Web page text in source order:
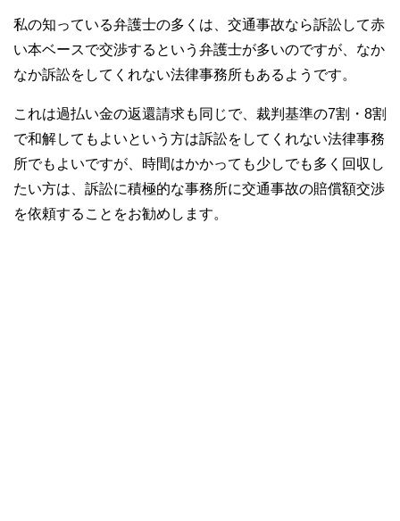
私の知っている弁護士の多くは、交通事故なら訴訟して赤
い本ベースで交渉するという弁護士が多いのですが、なか
なか訴訟をしてくれない法律事務所もあるようです。
これは過払い金の返還請求も同じで、裁判基準の7割・8割
で和解してもよいという方は訴訟をしてくれない法律事務
所でもよいですが、時間はかかっても少しでも多く回収し
たい方は、訴訟に積極的な事務所に交通事故の賠償額交渉
を依頼することをお勧めします。